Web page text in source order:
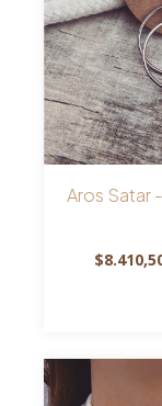
Aros Satar